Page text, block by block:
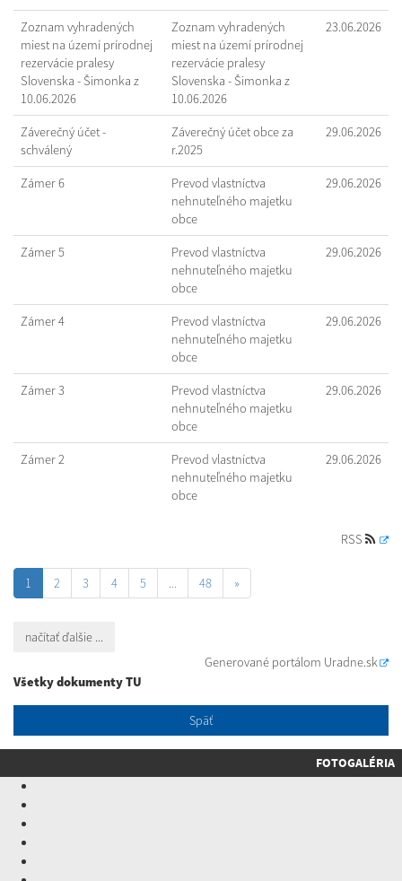
Zoznam vyhradených
miest na území prírodnej
rezervácie pralesy
Slovenska - Šimonka z
10.06.2026
Zoznam vyhradených
miest na území prírodnej
rezervácie pralesy
Slovenska - Šimonka z
10.06.2026
23.06.2026
Záverečný účet -
schválený
Záverečný účet obce za
r.2025
29.06.2026
Zámer 6
Prevod vlastníctva
nehnuteľného majetku
obce
29.06.2026
Zámer 5
Prevod vlastníctva
nehnuteľného majetku
obce
29.06.2026
Zámer 4
Prevod vlastníctva
nehnuteľného majetku
obce
29.06.2026
Zámer 3
Prevod vlastníctva
nehnuteľného majetku
obce
29.06.2026
Zámer 2
Prevod vlastníctva
nehnuteľného majetku
obce
29.06.2026
RSS
1 2 3 4 5 ... 48 »
načítať ďalšie ...
Generované portálom Uradne.sk
Všetky dokumenty TU
Späť
FOTOGALÉRIA